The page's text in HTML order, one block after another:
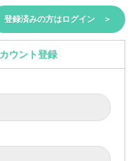
登録済みの方はログイン ＞
ウント登録